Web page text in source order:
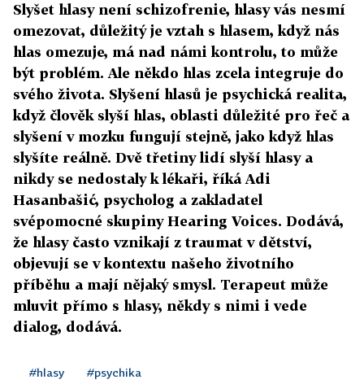
Slyšet hlasy není schizofrenie, hlasy vás nesmí
omezovat, důležitý je vztah s hlasem, když nás
hlas omezuje, má nad námi kontrolu, to může
být problém. Ale někdo hlas zcela integruje do
svého života. Slyšení hlasů je psychická realita,
když člověk slyší hlas, oblasti důležité pro řeč a
slyšení v mozku fungují stejně, jako když hlas
slyšíte reálně. Dvě třetiny lidí slyší hlasy a
nikdy se nedostaly k lékaři, říká Adi
Hasanbašić, psycholog a zakladatel
svépomocné skupiny Hearing Voices. Dodává,
že hlasy často vznikají z traumat v dětství,
objevují se v kontextu našeho životního
příběhu a mají nějaký smysl. Terapeut může
mluvit přímo s hlasy, někdy s nimi i vede
dialog, dodává.
#hlasy #psychika